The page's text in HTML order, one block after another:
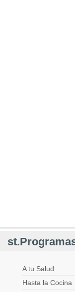
A tu Salud
Hasta la Cocina